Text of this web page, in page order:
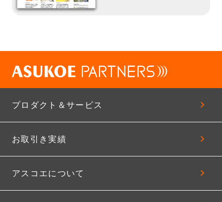
プロダクト＆サービス
お取引き実績
アスコエについて